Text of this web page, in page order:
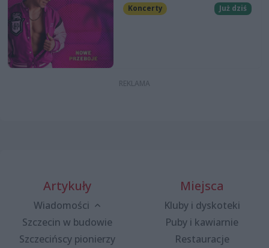
Koncerty Już dziś
Artykuły
Wiadomości
Szczecin w budowie
Szczecińscy pionierzy
Miejsca
Kluby i dyskoteki
Puby i kawiarnie
Restauracje